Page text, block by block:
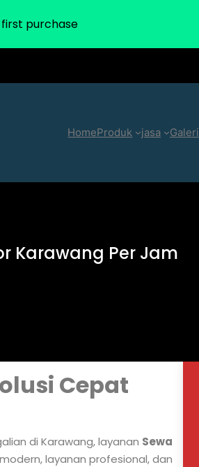
HomeProduk jasa Galeri
Karawang Per Jam
Cepat
di Karawang, layanan Sewa
layanan profesional, dan
purchase